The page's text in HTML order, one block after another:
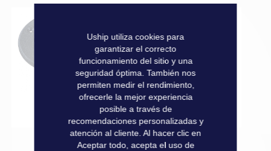
32,50 €
Añadir al carrito
Uship utiliza cookies para
garantizar el correcto
funcionamiento del sitio y una
seguridad óptima. También nos
permiten medir el rendimiento,
ofrecerle la mejor experiencia
posible a través de
recomendaciones personalizadas y
atención al cliente. Al hacer clic en
Aceptar todo, acepta el uso de